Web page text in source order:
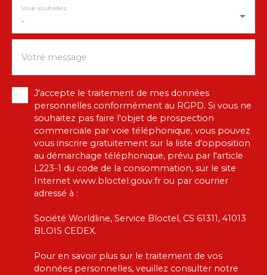
-
Vous souhaitez
Votre message
J'accepte le traitement de mes données
personnelles conformément au RGPD. Si vous ne
souhaitez pas faire l'objet de prospection
commerciale par voie téléphonique, vous pouvez
vous inscrire gratuitement sur la liste d'opposition
au démarchage téléphonique, prévu par l'article
L223-1 du code de la consommation, sur le site
Internet www.bloctel.gouv.fr ou par courrier
adressé à :
Société Worldline, Service Bloctel, CS 61311, 41013
BLOIS CEDEX.
Pour en savoir plus sur le traitement de vos
données personnelles, veuillez consulter notre